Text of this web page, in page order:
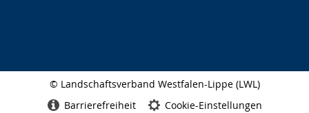
© Landschaftsverband Westfalen-Lippe (LWL)
Barrierefreiheit Cookie-Einstellungen